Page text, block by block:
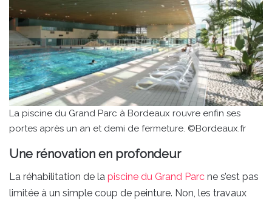
La piscine du Grand Parc à Bordeaux rouvre enfin ses
portes après un an et demi de fermeture. ©Bordeaux.fr
Une rénovation en profondeur
La réhabilitation de la piscine du Grand Parc ne s’est pas
limitée à un simple coup de peinture. Non, les travaux